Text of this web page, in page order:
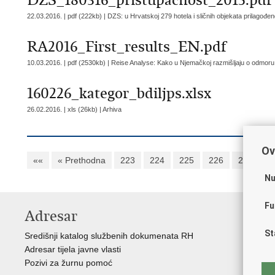
22.03.2016. | pdf (222kb) | DZS: u Hrvatskoj 279 hotela i sličnih objekata
RA2016_First_results_EN.pdf
10.03.2016. | pdf (2530kb) | Reise Analyse: Kako u Njemačkoj razmišljaju o
160226_kategor_bdiljps.xlsx
26.02.2016. | xls (26kb) | Arhiva
«« « Prethodna 223 224 225 226 227
Adresar
Središnji katalog službenih dokumenata RH
Adresar tijela javne vlasti
Pozivi za žurnu pomoć